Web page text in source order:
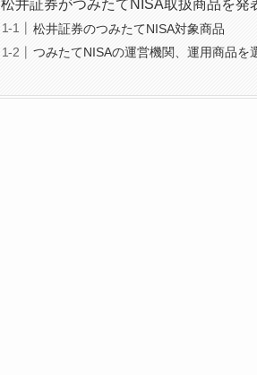
松井証券がつみたてNISA取扱商品を発
松井証券のつみたてNISA対象商品
つみたてNISAの運営機関、運用商品を